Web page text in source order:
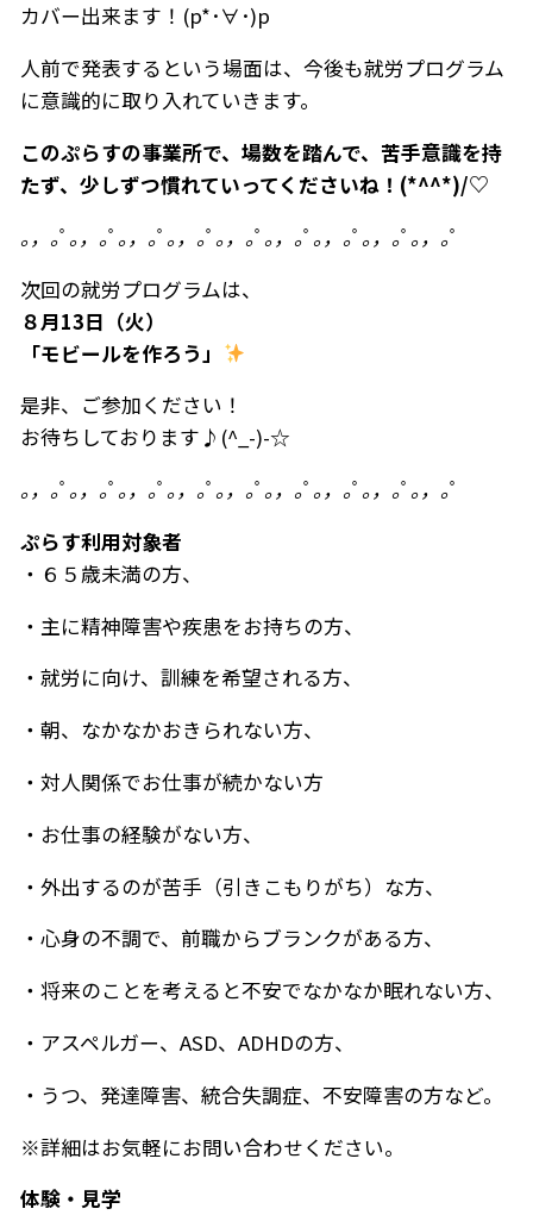
カバー出来ます！(p*･∀･)p
人前で発表するという場面は、今後も就労プログラム
に意識的に取り入れていきます。
このぷらすの事業所で、場数を踏んで、苦手意識を持
たず、少しずつ慣れていってくださいね！ (*^^*)/♡
｡，｡ﾟ ｡，｡ﾟ ｡，｡ﾟ ｡，｡ﾟ ｡，｡ﾟ ｡，｡ﾟ ｡，｡ﾟ ｡，｡ﾟ ｡，｡ﾟ
次回の就労プログラムは、
８月13日（火）
「モビールを作ろう」
是非、ご参加ください！
お待ちしております♪(^_-)-☆
｡，｡ﾟ ｡，｡ﾟ ｡，｡ﾟ ｡，｡ﾟ ｡，｡ﾟ ｡，｡ﾟ ｡，｡ﾟ ｡，｡ﾟ ｡，｡ﾟ
ぷらす利用対象者
・６５歳未満の方、
・主に精神障害や疾患をお持ちの方、
・就労に向け、訓練を希望される方、
・朝、なかなかおきられない方、
・対人関係でお仕事が続かない方
・お仕事の経験がない方、
・外出するのが苦手（引きこもりがち）な方、
・心身の不調で、前職からブランクがある方、
・将来のことを考えると不安でなかなか眠れない方、
・アスペルガー、ASD、ADHDの方、
・うつ、発達障害、統合失調症、不安障害の方など。
※詳細はお気軽にお問い合わせください。
体験・見学